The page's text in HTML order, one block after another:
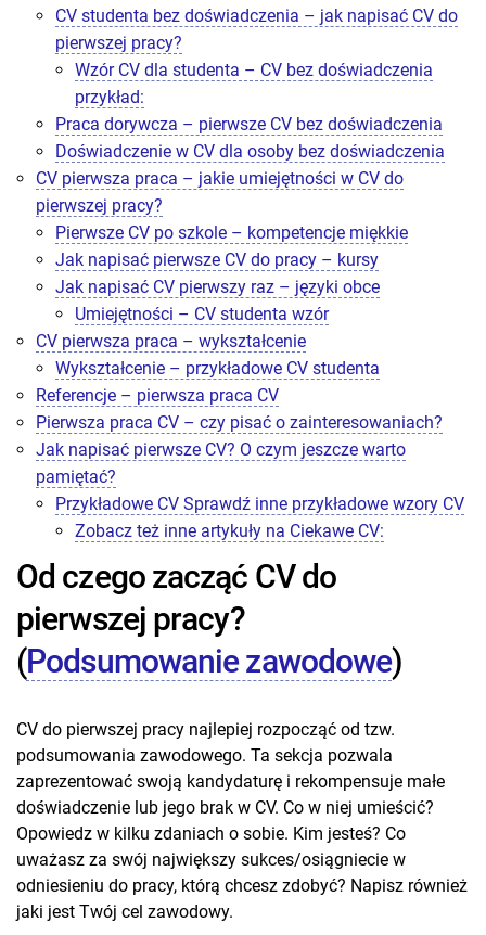
CV studenta bez doświadczenia – jak napisać CV do
pierwszej pracy?
Wzór CV dla studenta – CV bez doświadczenia
przykład:
Praca dorywcza – pierwsze CV bez doświadczenia
Doświadczenie w CV dla osoby bez doświadczenia
CV pierwsza praca – jakie umiejętności w CV do
pierwszej pracy?
Pierwsze CV po szkole – kompetencje miękkie
Jak napisać pierwsze CV do pracy – kursy
Jak napisać CV pierwszy raz – języki obce
Umiejętności – CV studenta wzór
CV pierwsza praca – wykształcenie
Wykształcenie – przykładowe CV studenta
Referencje – pierwsza praca CV
Pierwsza praca CV – czy pisać o zainteresowaniach?
Jak napisać pierwsze CV? O czym jeszcze warto
pamiętać?
Przykładowe CV Sprawdź inne przykładowe wzory CV
Zobacz też inne artykuły na Ciekawe CV:
Od czego zacząć CV do
pierwszej pracy?
(Podsumowanie zawodowe)
CV do pierwszej pracy najlepiej rozpocząć od tzw.
podsumowania zawodowego. Ta sekcja pozwala
zaprezentować swoją kandydaturę i rekompensuje małe
doświadczenie lub jego brak w CV. Co w niej umieścić?
Opowiedz w kilku zdaniach o sobie. Kim jesteś? Co
uważasz za swój największy sukces/osiągniecie w
odniesieniu do pracy, którą chcesz zdobyć? Napisz również
jaki jest Twój cel zawodowy.